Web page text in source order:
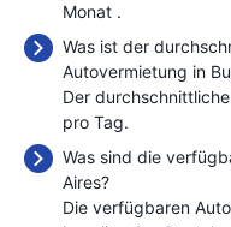
Monat .
Was ist der
Autovermietung in
Der
pro Tag.
Was sind die
Aires?
Die verfügbaren